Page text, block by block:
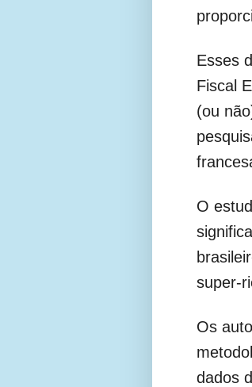
Esses
Fiscal
(ou
O
super-
Os
dados